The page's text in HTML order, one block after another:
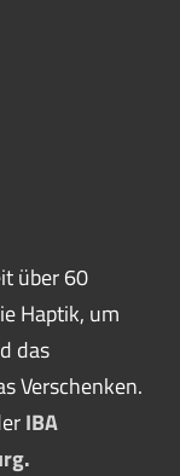
über 60
Haptik, um
das
Verschenken.
IBA